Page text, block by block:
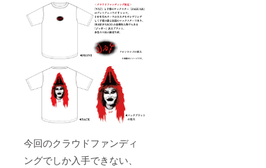
今回のクラウドファンディ
ングでしか入手できない、